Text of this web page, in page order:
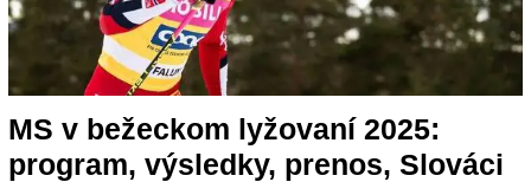
MS v bežeckom lyžovaní 2025:
program, výsledky, prenos, Slováci